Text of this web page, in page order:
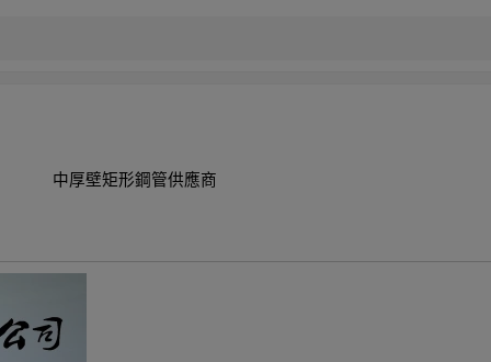
中厚壁矩形鋼管供應商